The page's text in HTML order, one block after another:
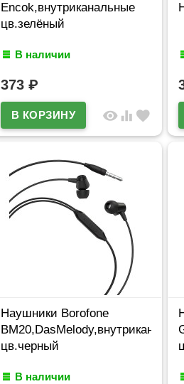
Encok,внутриканальные
цв.зелёный
В наличии
373 ₽
visibility equalizer favorite
Наушники Borofone
цв.черный
В наличии